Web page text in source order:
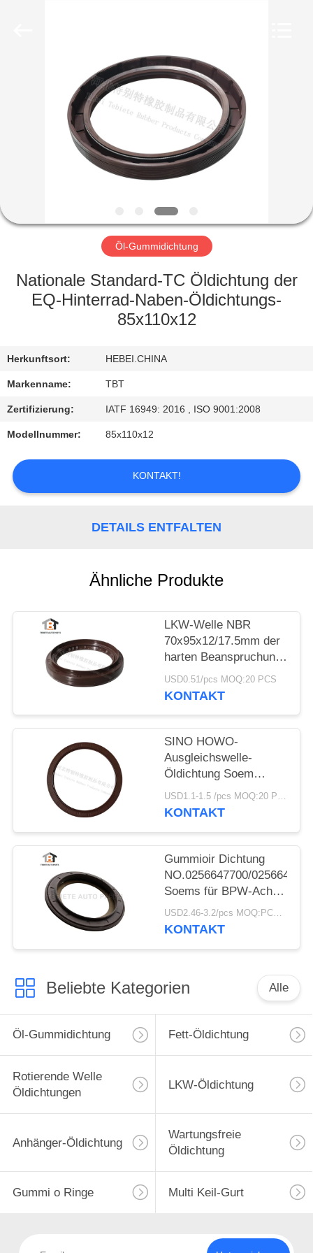
PRODUKTE
FABRIK-
QUALITÄTSKONTROLLE
SIE
MIT
UNS
IN
VERBINDUNG
NACHRICHTEN
Öl-Gummidichtung
Nationale Standard-TC Öldichtung der
EQ-Hinterrad-Naben-Öldichtungs-
85x110x12
Herkunftsort: HEBEI.CHINA
Markenname: TBT
Zertifizierung: IATF 16949: 2016 , ISO 9001:2008
Modellnummer: 85x110x12
KONTAKT!
DETAILS ENTFALTEN
Ähnliche Produkte
LKW-Welle NBR
70x95x12/17.5mm der
harten Beanspruchung
der Dongfeng-LKW-
Öldichtungs-
USD0.51/pcs MOQ:20 PCS
KONTAKT
SINO HOWO-
Ausgleichswelle-
Öldichtung Soem
No.AZ9925520223
sortieren Gummi
USD1.1-1.5 /pcs MOQ:20 PCS
KONTAKT
Gummioir Dichtung
NO.0256647700/
Soems für BPW-Achse
117.5*158*17.8
Millimeter für LKW
USD2.46-3.2/pcs MOQ:PCS 1000
KONTAKT
Beliebte Kategorien Alle
Öl-Gummidichtung Fett-Öldichtung
Rotierende Welle
Öldichtungen
LKW-Öldichtung
Anhänger-Öldichtung
Wartungsfreie
Öldichtung
Gummi o Ringe Multi Keil-Gurt